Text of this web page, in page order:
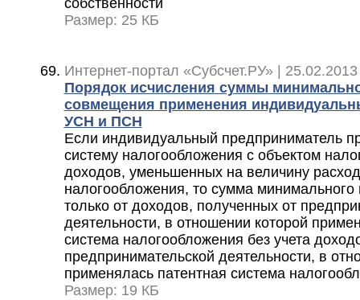
собственности
Размер: 25 КБ
Интернет-портал «Субсчет.РУ» |
Порядок исчисления суммы
совмещения применения
УСН и ПСН
Если индивидуальный предприниматель
систему налогообложения с объектом
доходов, уменьшенных на величину
налогообложения, то сумма минимального
только от доходов, полученных от
деятельности, в отношении которой
система налогообложения без учета
предпринимательской деятельности, в
применялась патентная система
Размер: 19 КБ